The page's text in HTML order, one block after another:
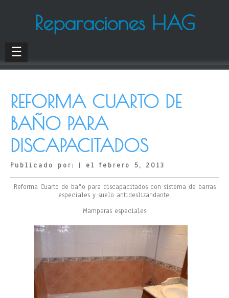
Reparaciones HAG
☰
REFORMA CUARTO DE
BAÑO PARA
DISCAPACITADOS
Publicado por: | el febrero 5, 2013
Reforma Cuarto de baño para discapacitados con sistema de barras
especiales y suelo antideslizandante.
Mamparas especiales